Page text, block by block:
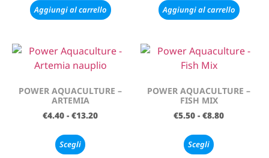
Aggiungi al carrello Aggiungi al carrello
POWER AQUACULTURE –
ARTEMIA
€4.40 - €13.20
Scegli
POWER AQUACULTURE –
FISH MIX
€5.50 - €8.80
Scegli